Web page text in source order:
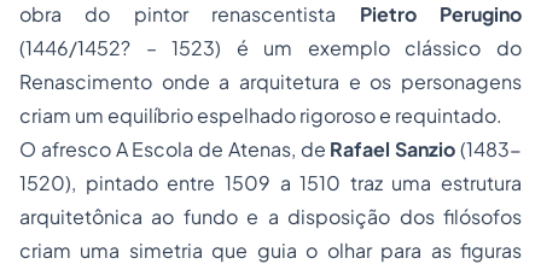
obra do pintor renascentista
Pietro Perugino
(1446/1452? – 1523) é um exemplo clássico do
Renascimento onde a arquitetura e os personagens
criam um equilíbrio espelhado rigoroso e requintado.
O afrescoA Escola de Atenas, de Rafael Sanzio(1483-
1520), pintado entre 1509 a 1510 traz uma estrutura
arquitetônica ao fundo e a disposição dos filósofos
criam uma simetria que guia o olhar para as figuras